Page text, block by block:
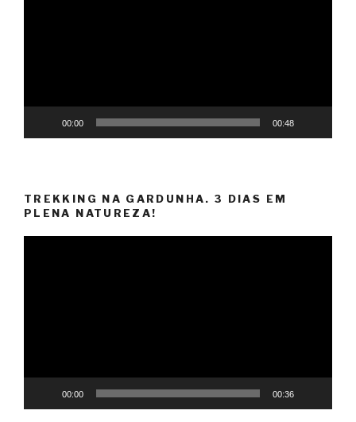
00:00 00:48
TREKKING NA GARDUNHA. 3 DIAS EM
PLENA NATUREZA!
00:00 00:36